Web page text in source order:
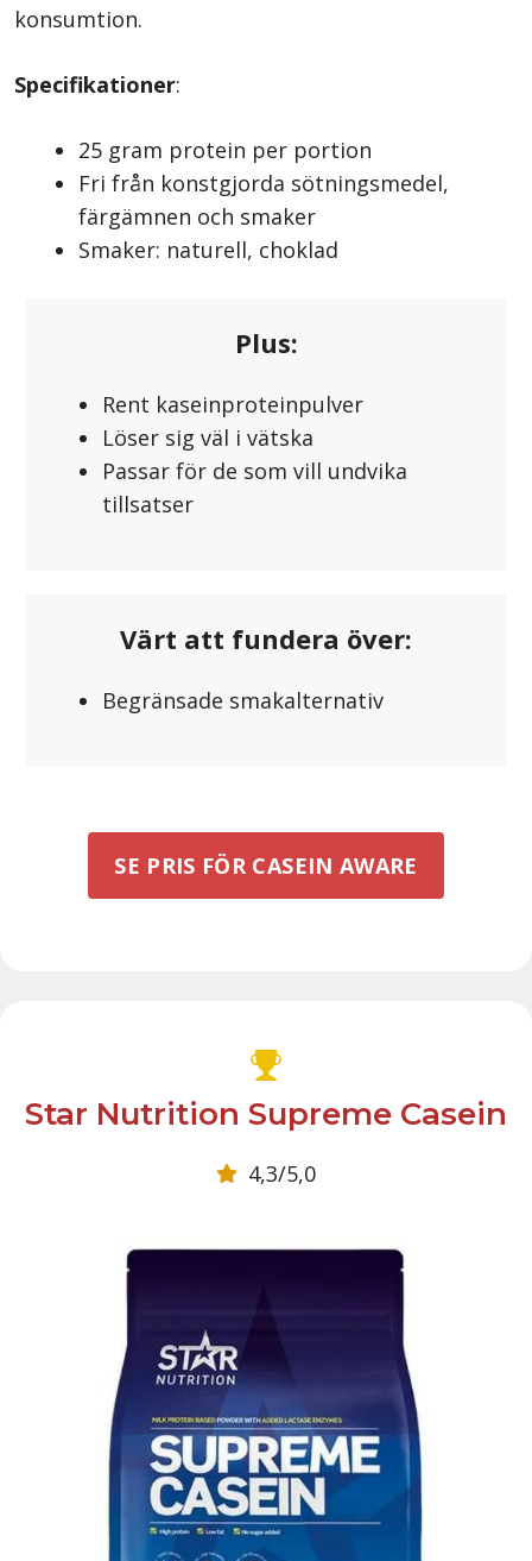
konsumtion.
Specifikationer:
25 gram protein per portion
Fri från konstgjorda sötningsmedel,
färgämnen och smaker
Smaker: naturell, choklad
Plus:
Rent kaseinproteinpulver
Löser sig väl i vätska
Passar för de som vill undvika
tillsatser
Värt att fundera över:
Begränsade smakalternativ
SE PRIS FÖR CASEIN AWARE
Star Nutrition Supreme Casein
4,3/5,0